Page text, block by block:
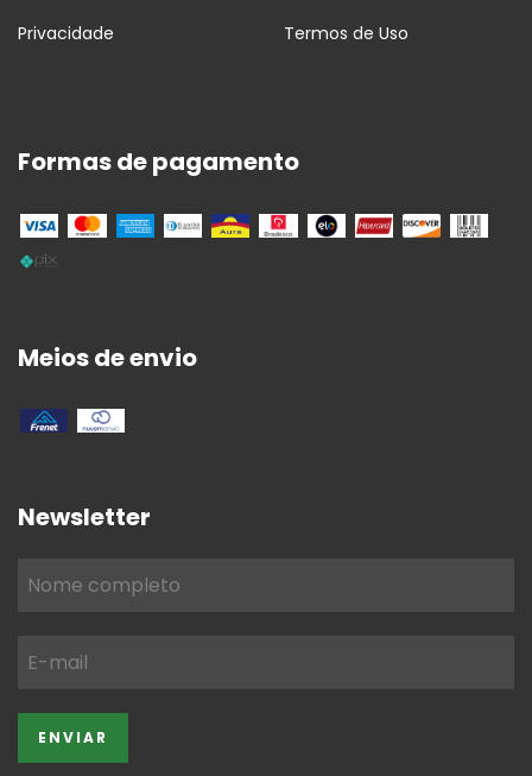
Privacidade Termos de Uso
Formas de pagamento
Meios de envio
Newsletter